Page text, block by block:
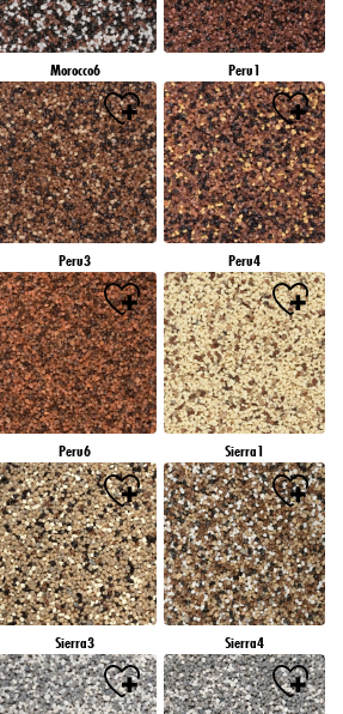
Morocco6 Peru1
Peru3 Peru4
Peru6 Sierra1
Sierra3 Sierra4